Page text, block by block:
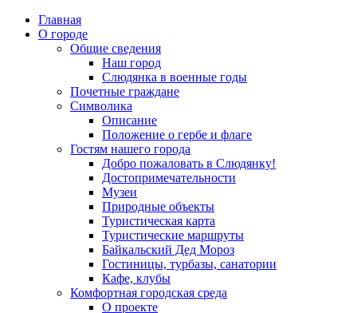
Главная
О городе
Общие сведения
Наш город
Слюдянка в военные годы
Почетные граждане
Символика
Описание
Положение о гербе и флаге
Гостям нашего города
Добро пожаловать в Слюдянку!
Достопримечательности
Музеи
Природные объекты
Туристическая карта
Туристические маршруты
Байкальский Дед Мороз
Гостиницы, турбазы, санатории
Кафе, клубы
Комфортная городская среда
О проекте